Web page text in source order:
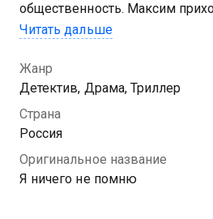
общественность. Максим
железнодорожных путей и
к которой хочет вернуться. Но
девушка бесследно исчезла, и
она. Чтобы восстановить
найти Настю, герой начинает
шаг к пропасти, каждое новое
ответ на вопрос, кем на самом
Читать дальше
Жанр
Детектив, Драма, Триллер
Страна
Россия
Оригинальное название
Я ничего не помню